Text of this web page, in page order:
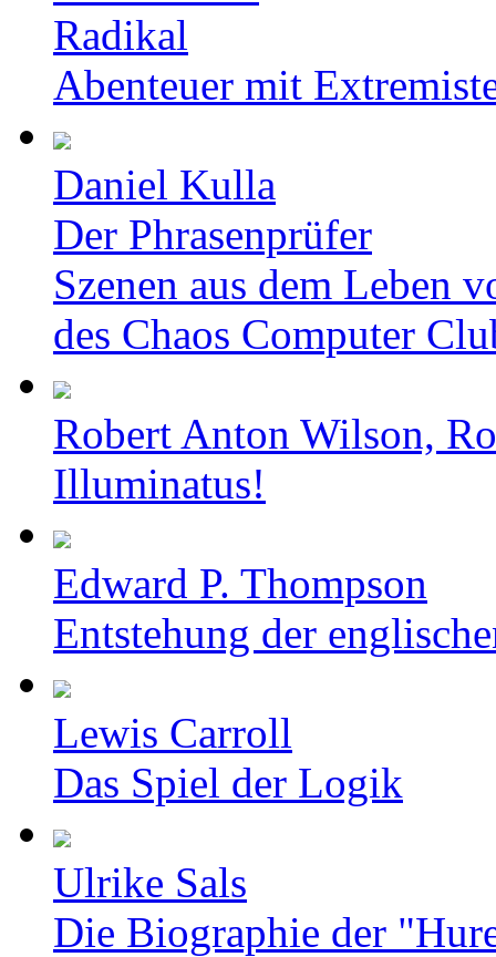
Radikal
Abenteuer mit
Daniel Kulla
Der Phrasenprüfer
Szenen aus dem Leben
des Chaos Computer
Robert Anton Wilson,
Illuminatus!
Edward P. Thompson
Entstehung der
Lewis Carroll
Das Spiel der Logik
Ulrike Sals
Die Biographie der